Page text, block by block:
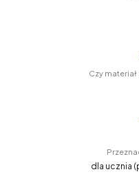
Czy
dla ucznia